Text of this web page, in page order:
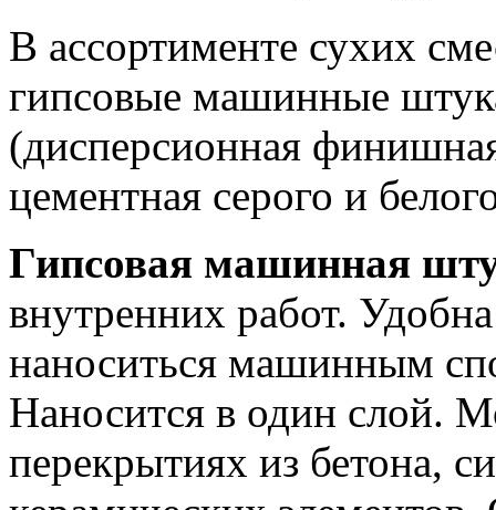
В ассортименте сухих
гипсовые машинные
(дисперсионная
цементная серого и
Гипсовая машинная
внутренних работ.
наноситься машинным
Наносится в один слой.
перекрытиях из бетона,